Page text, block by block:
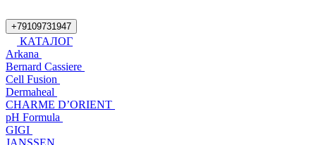
+79109731947
КАТАЛОГ
Arkana
Bernard Cassiere
Cell Fusion
Dermaheal
CHARME D’ORIENT
pH Formula
GIGI
JANSSEN